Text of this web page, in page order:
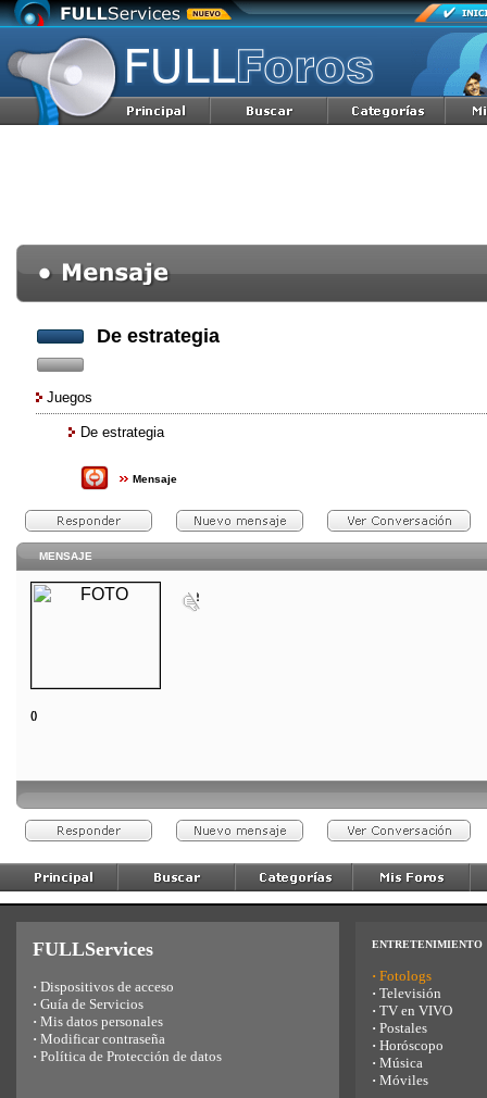
De estrategia
Juegos
De estrategia
Mensaje
MENSAJE
()
FULLServices
· Dispositivos de acceso
· Guía de Servicios
· Mis datos personales
· Modificar contraseña
· Política de Protección de datos
ENTRETENIMIENTO
· Fotologs
· Televisión
· TV en VIVO
· Postales
· Horóscopo
· Música
· Móviles